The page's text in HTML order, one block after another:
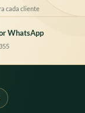
cada cliente
WhatsApp